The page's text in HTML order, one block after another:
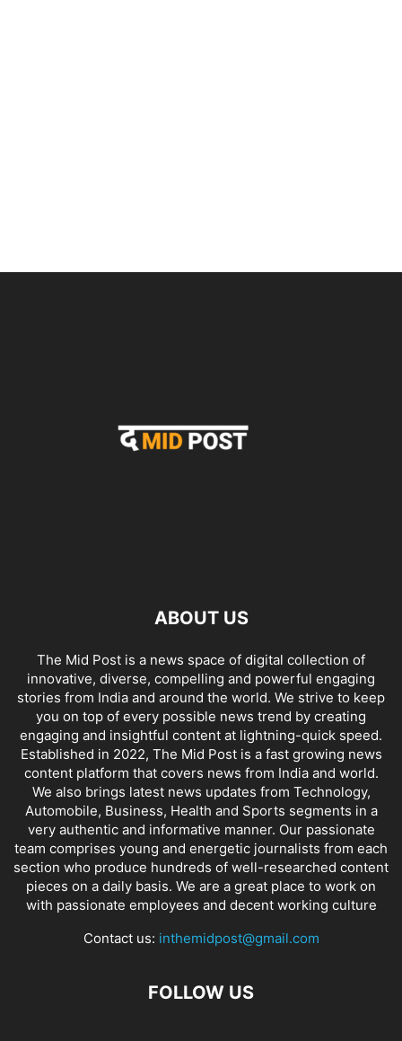
ABOUT US
The Mid Post is a news space of digital collection of
innovative, diverse, compelling and powerful engaging
stories from India and around the world. We strive to keep
you on top of every possible news trend by creating
engaging and insightful content at lightning-quick speed.
Established in 2022, The Mid Post is a fast growing news
content platform that covers news from India and world.
We also brings latest news updates from Technology,
Automobile, Business, Health and Sports segments in a
very authentic and informative manner. Our passionate
team comprises young and energetic journalists from each
section who produce hundreds of well-researched content
pieces on a daily basis. We are a great place to work on
with passionate employees and decent working culture
Contact us: inthemidpost@gmail.com
FOLLOW US